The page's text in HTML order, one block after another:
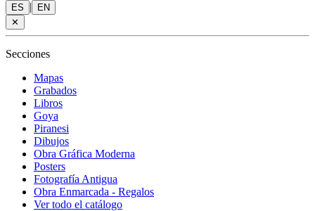
ES |
EN
✕
Secciones
Mapas
Grabados
Libros
Goya
Piranesi
Dibujos
Obra Gráfica Moderna
Posters
Fotografía Antigua
Obra Enmarcada - Regalos
Ver todo el catálogo